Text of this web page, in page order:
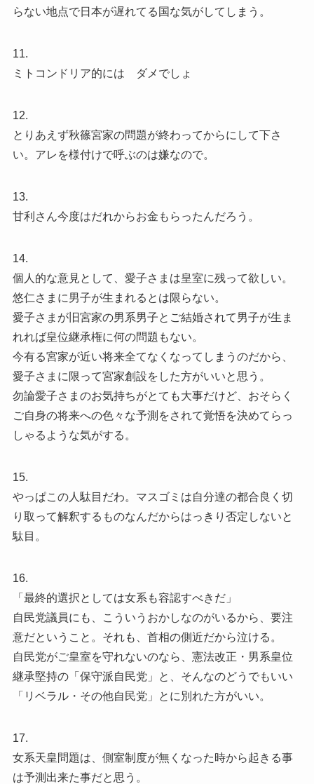
らない地点で日本が遅れてる国な気がしてしまう。
11.
ミトコンドリア的には ダメでしょ
12.
とりあえず秋篠宮家の問題が終わってからにして下さ
い。アレを様付けで呼ぶのは嫌なので。
13.
甘利さん今度はだれからお金もらったんだろう。
14.
個人的な意見として、愛子さまは皇室に残って欲しい。
悠仁さまに男子が生まれるとは限らない。
愛子さまが旧宮家の男系男子とご結婚されて男子が生ま
れれば皇位継承権に何の問題もない。
今有る宮家が近い将来全てなくなってしまうのだから、
愛子さまに限って宮家創設をした方がいいと思う。
勿論愛子さまのお気持ちがとても大事だけど、おそらく
ご自身の将来への色々な予測をされて覚悟を決めてらっ
しゃるような気がする。
15.
やっぱこの人駄目だわ。マスゴミは自分達の都合良く切
り取って解釈するものなんだからはっきり否定しないと
駄目。
16.
「最終的選択としては女系も容認すべきだ」
自民党議員にも、こういうおかしなのがいるから、要注
意だということ。それも、首相の側近だから泣ける。
自民党がご皇室を守れないのなら、憲法改正・男系皇位
継承堅持の「保守派自民党」と、そんなのどうでもいい
「リベラル・その他自民党」とに別れた方がいい。
17.
女系天皇問題は、側室制度が無くなった時から起きる事
は予測出来た事だと思う。